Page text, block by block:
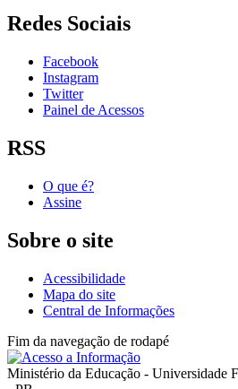
Redes Sociais
Facebook
Instagram
Twitter
Painel de Acessos
RSS
O que é?
Assine
Sobre o site
Acessibilidade
Mapa do site
Central de Informações
Fim da navegação de rodapé
Ministério da Educação - Universidade